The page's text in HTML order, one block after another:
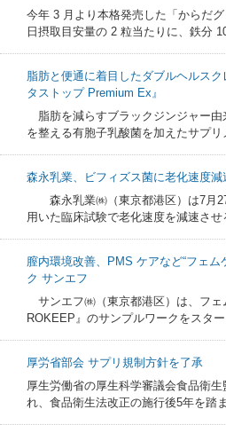
今年 3 月より本格発売した「からだ
日摂取目安量の 2 粒当たりに、鉄分
脂肪と便通に着目したダブルヘルス
タストップ Premium Ex』
脂肪を減らすブラックジンジャー由
を整える有胞子乳酸菌を加えたサプ
森永乳業、ビフィズス菌に老化速度減
森永乳業㈱（東京都港区）は7月
用いた臨床試験で老化速度を減速さ
膣内環境改善、PMS ケアなど“フェム
ク サンエフ
サンエフ㈱（東京都港区）は、フェ
ROKEEP』のサンプルワークをスタ
厚労省部会 サプリ規制方針を了承
厚生労働省の厚生科学審議会食品衛
れ、食品衛生法改正の施行後5年を踏